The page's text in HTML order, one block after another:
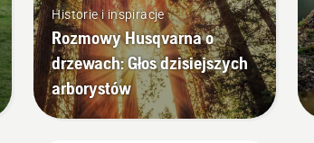
Historie i inspiracje
Rozmowy Husqvarna o
drzewach: Głos dzisiejszych
arborystów